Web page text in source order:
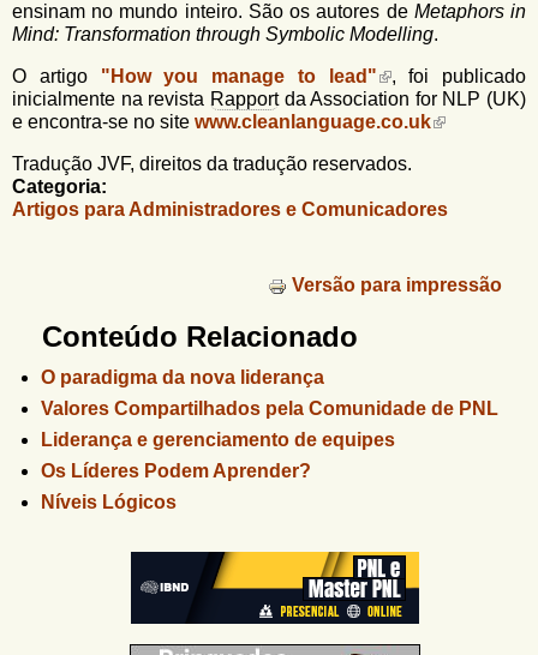
ensinam no mundo inteiro. São os autores de Metaphors in
Mind: Transformation through Symbolic Modelling.
O artigo "How you manage to lead"
, foi publicado
inicialmente na revista Rapportda Association for NLP (UK)
e encontra-se no site www.cleanlanguage.co.uk
Tradução JVF, direitos da tradução reservados.
Categoria:
Artigos para Administradores e Comunicadores
Versão para impressão
Conteúdo Relacionado
O paradigma da nova liderança
Valores Compartilhados pela Comunidade de PNL
Liderança e gerenciamento de equipes
Os Líderes Podem Aprender?
Níveis Lógicos